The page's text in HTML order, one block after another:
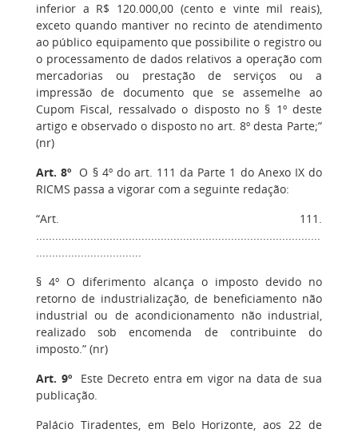
inferior a R$ 120.000,00 (cento e vinte mil reais),
exceto quando mantiver no recinto de atendimento
ao público equipamento que possibilite o registro ou
o processamento de dados relativos a operação com
mercadorias ou prestação de serviços ou a
impressão de documento que se assemelhe ao
Cupom Fiscal, ressalvado o disposto no § 1º deste
artigo e observado o disposto no art. 8º desta Parte;”
(nr)
Art. 8º O § 4º do art. 111 da Parte 1 do Anexo IX do
RICMS passa a vigorar com a seguinte redação:
“Art. 111.
.........................................................................................
.................................
§ 4º O diferimento alcança o imposto devido no
retorno de industrialização, de beneficiamento não
industrial ou de acondicionamento não industrial,
realizado sob encomenda de contribuinte do
imposto.” (nr)
Art. 9ºEste Decreto entra em vigor na data de sua
publicação.
Palácio Tiradentes, em Belo Horizonte, aos 22 de